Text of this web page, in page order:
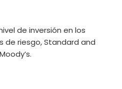
de inversión en los
de riesgo, Standard and